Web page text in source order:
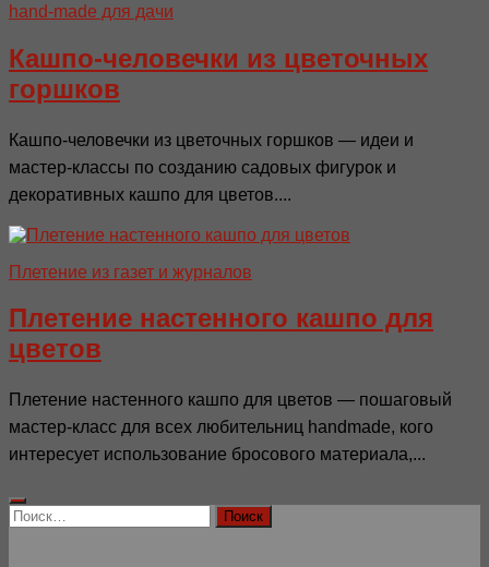
hand-made для дачи
Кашпо-человечки из цветочных
горшков
Кашпо-человечки из цветочных горшков — идеи и
мастер-классы по созданию садовых фигурок и
декоративных кашпо для цветов....
Плетение из газет и журналов
Плетение настенного кашпо для
цветов
Плетение настенного кашпо для цветов — пошаговый
мастер-класс для всех любительниц handmade, кого
интересует использование бросового материала,...
Найти: